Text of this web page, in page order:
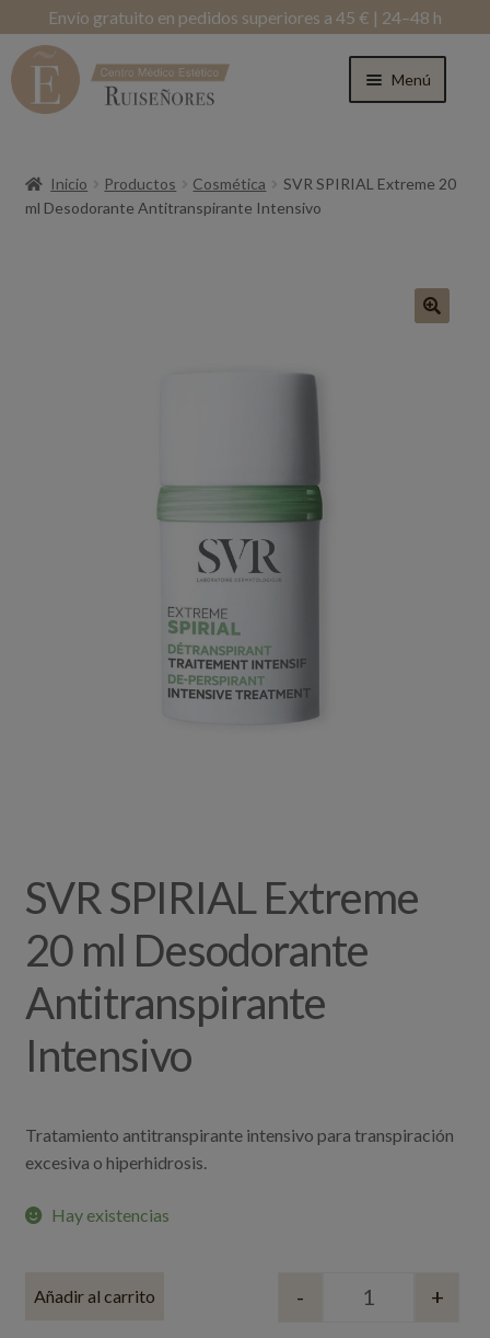
Envío gratuito en pedidos superiores a 45 € | 24–48 h
Menú
Inicio Productos Cosmética
SVR SPIRIAL Extreme 20
ml Desodorante Antitranspirante Intensivo
SVR SPIRIAL Extreme
20 ml Desodorante
Antitranspirante
Intensivo
Tratamiento antitranspirante intensivo para transpiración
excesiva o hiperhidrosis.
Hay existencias
Quantity
- +
Añadir al carrito